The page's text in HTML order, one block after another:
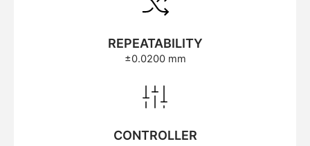
REPEATABILITY
±0.0200 mm
CONTROLLER